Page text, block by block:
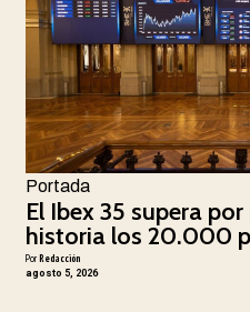
Portada
El Ibex 35 supera
historia los 20.000
PorRedacción
agosto 5, 2026